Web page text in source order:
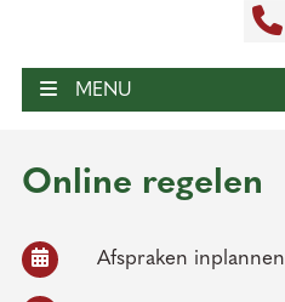
MENU
Online regelen
Afspraken inplannen